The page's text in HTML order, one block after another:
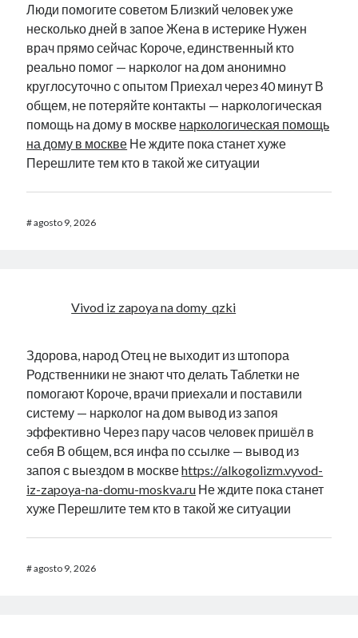
Люди помогите советом Близкий человек уже
несколько дней в запое Жена в истерике Нужен
врач прямо сейчас Короче, единственный кто
реально помог — нарколог на дом анонимно
круглосуточно с опытом Приехал через 40 минут В
общем, не потеряйте контакты — наркологическая
помощь на дому в москве наркологическая помощь
на дому в москве Не ждите пока станет хуже
Перешлите тем кто в такой же ситуации
#agosto 9, 2026
Vivod iz zapoya na domy_qzki
Здорова, народ Отец не выходит из штопора
Родственники не знают что делать Таблетки не
помогают Короче, врачи приехали и поставили
систему — нарколог на дом вывод из запоя
эффективно Через пару часов человек пришёл в
себя В общем, вся инфа по ссылке — вывод из
запоя с выездом в москвеhttps://alkogolizm.vyvod-
iz-zapoya-na-domu-moskva.ru Не ждите пока станет
хуже Перешлите тем кто в такой же ситуации
#agosto 9, 2026